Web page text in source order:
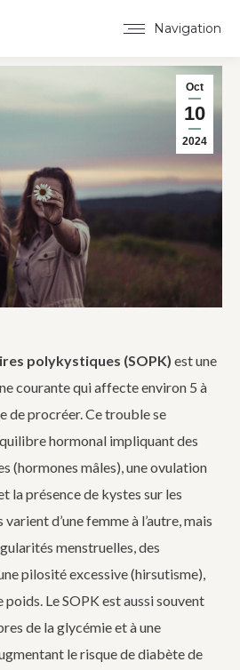
Navigation
Oct
10
2024
polykystiques (SOPK) est une
courante qui affecte environ 5 à
de procréer. Ce trouble se
hormonal impliquant des
(hormones mâles), une ovulation
la présence de kystes sur les
d’une femme à l’autre, mais
menstruelles, des
pilosité excessive (hirsutisme),
poids. Le SOPK est aussi souvent
de la glycémie et à une
le risque de diabète de